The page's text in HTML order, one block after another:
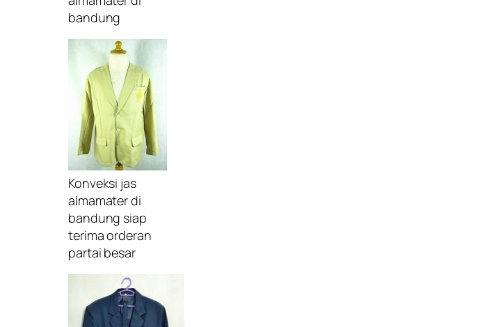
bandung
Konveksi jas
almamater di
bandung siap
terima orderan
partai besar